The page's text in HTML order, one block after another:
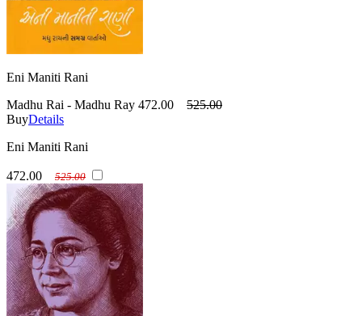
Eni Maniti Rani
Madhu Rai - Madhu Ray 472.00
525.00
BuyDetails
Eni Maniti Rani
472.00 525.00